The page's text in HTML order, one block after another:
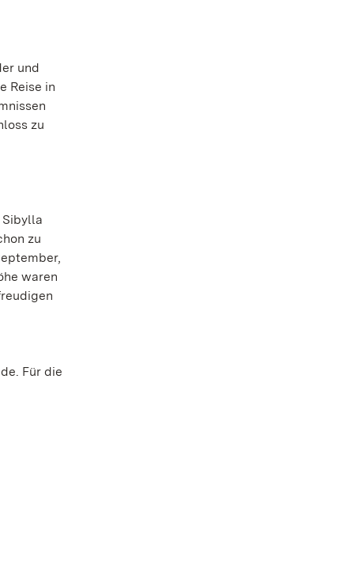
und
Reise in
zu
Sibylla
zu
waren
Für die